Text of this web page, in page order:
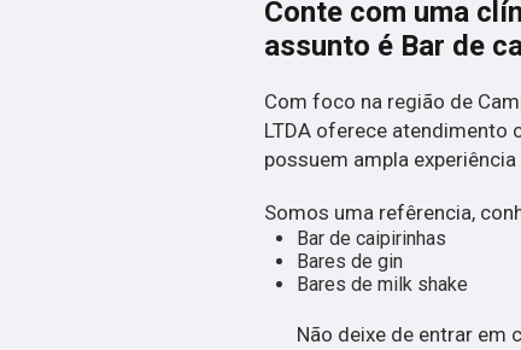
Conte com uma
assunto é Bar de
Com foco na região de
LTDA oferece
possuem ampla experiência
Somos uma refêrencia,
Bar de caipirinhas
Bares de gin
Bares de milk shake
Não deixe de entrar em